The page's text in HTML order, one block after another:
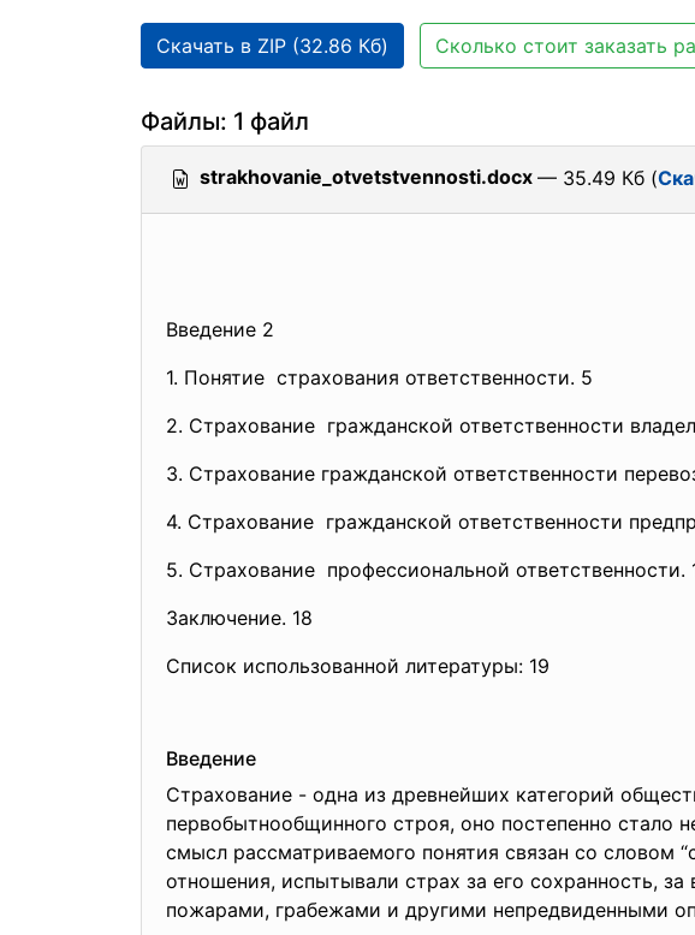
Скачать в ZIP (32.86 Кб) Сколько стоит заказать
Файлы: 1 файл
strakhovanie_otvetstvennosti.docx — 35.49 Кб (
Введение 2
1. Понятие страхования ответственности. 5
2. Страхование гражданской ответственности
3. Страхование гражданской ответственности
4. Страхование гражданской ответственности
5. Страхование профессиональной ответственности.
Заключение. 18
Список использованной литературы: 19
Введение
Страхование - одна из древнейших категорий
первобытнообщинного строя, оно постепенно стало
смысл рассматриваемого понятия связан со словом
отношения, испытывали страх за его сохранность,
пожарами, грабежами и другими непредвиденными